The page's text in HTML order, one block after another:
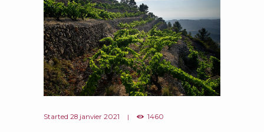
Started 28 janvier 2021 1460